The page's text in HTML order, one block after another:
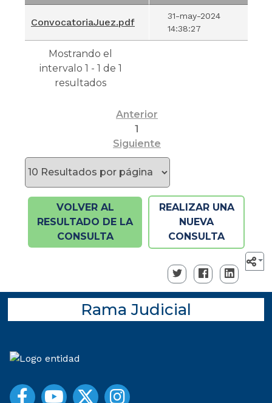
Documento
Fecha
Incorporación
ConvocatoriaJuez.pdf
31-may-2024
14:38:27
Mostrando el
intervalo 1 - 1 de 1
resultados
Anterior
1
Siguiente
VOLVER AL
RESULTADO DE LA
CONSULTA
REALIZAR UNA
NUEVA
CONSULTA
Rama Judicial